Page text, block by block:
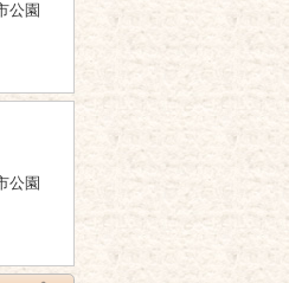
公園
公園